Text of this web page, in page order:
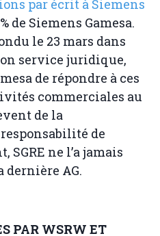
par écrit à Siemens
de Siemens Gamesa.
le 23 mars dans
service juridique,
de répondre à ces
commerciales au
de la
de
SGRE ne l’a jamais
dernière AG.
PAR WSRW ET